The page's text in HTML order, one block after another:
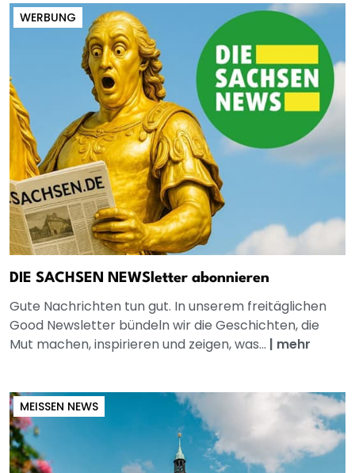
WERBUNG
DIE SACHSEN NEWSletter abonnieren
Gute Nachrichten tun gut. In unserem freitäglichen
Good Newsletter bündeln wir die Geschichten, die
Mut machen, inspirieren und zeigen, was... | mehr
MEISSEN NEWS